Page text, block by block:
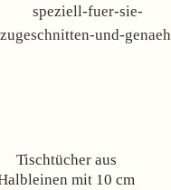
speziell-fuer-sie-
zugeschnitten-und-
Tischtücher aus
mit 10 cm